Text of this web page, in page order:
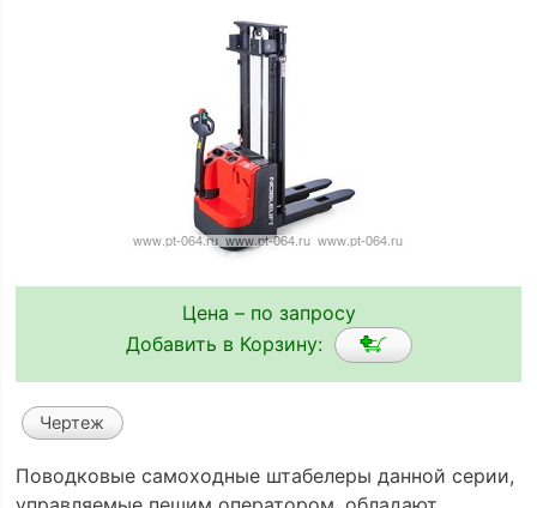
Цена – по запросу
Добавить в Корзину:
Чертеж
Поводковые самоходные штабелеры данной серии,